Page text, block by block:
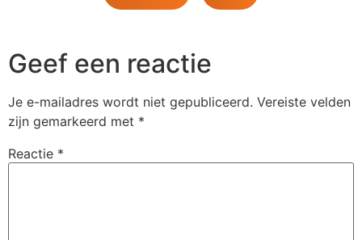
Geef een reactie
Je e-mailadres wordt niet gepubliceerd. Vereiste velden
zijn gemarkeerd met *
Reactie *